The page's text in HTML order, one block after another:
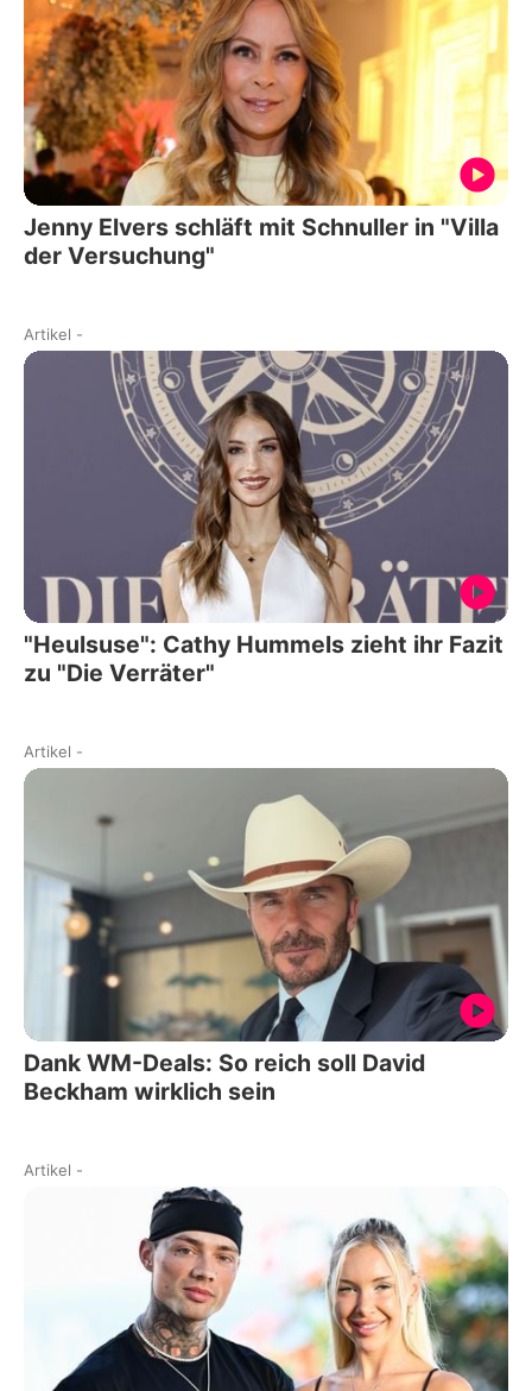
Jenny Elvers schläft mit Schnuller in "Villa
der Versuchung"
Artikel -
"Heulsuse": Cathy Hummels zieht ihr Fazit
zu "Die Verräter"
Artikel -
Dank WM-Deals: So reich soll David
Beckham wirklich sein
Artikel -